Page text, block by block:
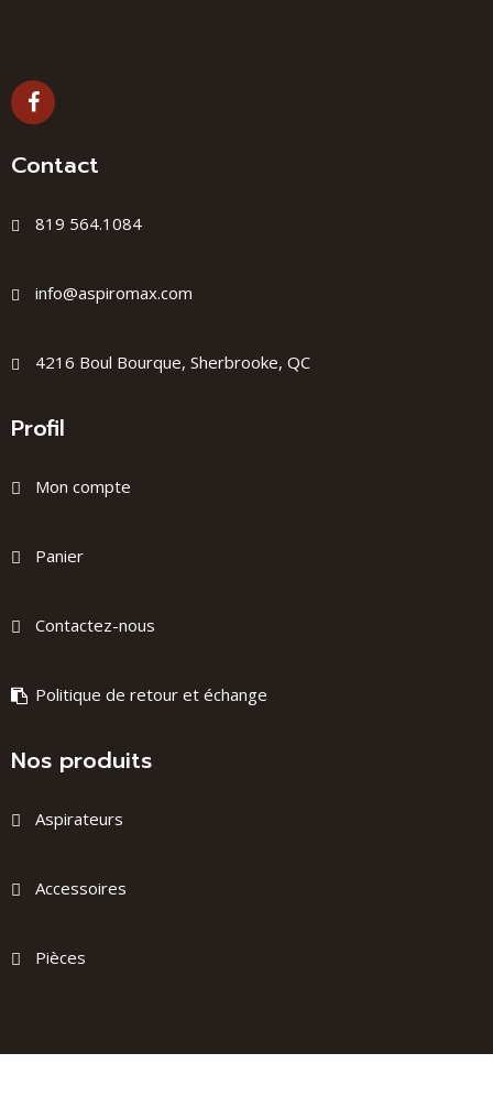
Contact
819 564.1084
info@aspiromax.com
4216 Boul Bourque, Sherbrooke, QC
Profil
Mon compte
Panier
Contactez-nous
Politique de retour et échange
Nos produits
Aspirateurs
Accessoires
Pièces